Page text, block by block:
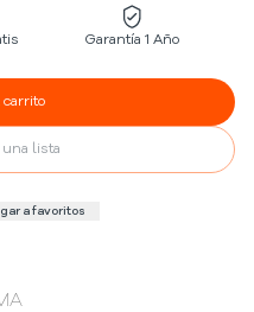
Garantía 1 Año
carrito
una lista
a favoritos